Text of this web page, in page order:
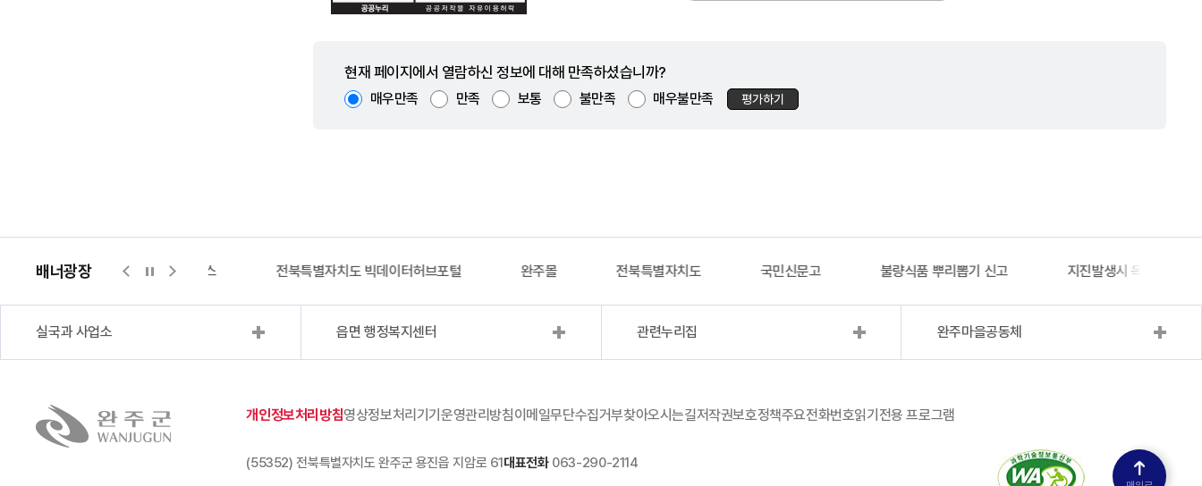
현재 페이지에서 열람하신 정보에 대해 만족하셨습니까?
매우만족 만족 보통 불만족 매우불만족 평가하기
배너광장
지적측량바로처리센터 위택스 전북특별자치도 빅데이터허브포털 완주몰 전북특별자치도 국민신문고 불량식품 뿌리뽑기 신고 지진발생시 옥외대피소
실국과 사업소 읍면 행정복지센터 관련누리집 완주마을공동체
개인정보처리방침영상정보처리기기운영관리방침이메일무단수집거부찾아오시는길저작권보호정책주요전화번호읽기전용 프로그램
(55352) 전북특별자치도 완주군 용진읍 지암로 61대표전화063-290-2114